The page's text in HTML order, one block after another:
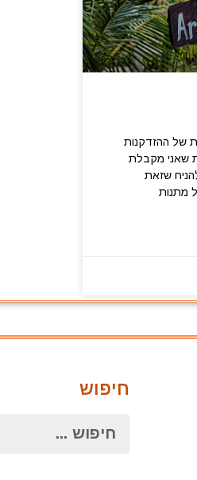
של ההזדקנות
שאני מקבלת
שזאת
מתנות
חיפוש